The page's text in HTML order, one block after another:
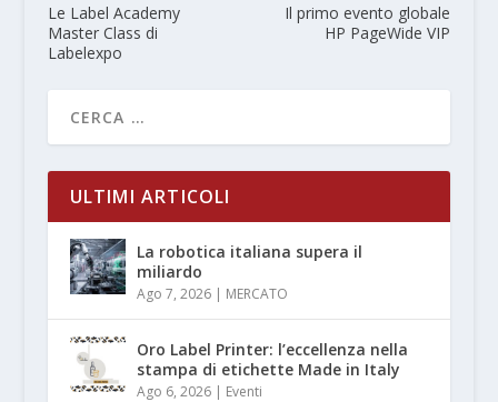
Le Label Academy
Master Class di
Labelexpo
Il primo evento globale
HP PageWide VIP
ULTIMI ARTICOLI
La robotica italiana supera il
miliardo
Ago 7, 2026| MERCATO
Oro Label Printer: l’eccellenza nella
stampa di etichette Made in Italy
Ago 6, 2026| Eventi